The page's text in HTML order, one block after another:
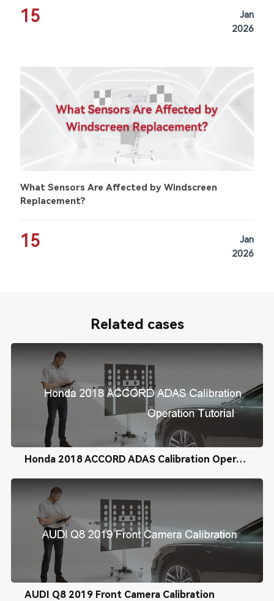
15
Jan
2026
What Sensors Are Affected by Windscreen
Replacement?
15
Jan
2026
Related cases
Honda 2018 ACCORD ADAS Calibration Operation Tutorial
AUDI Q8 2019 Front Camera Calibration